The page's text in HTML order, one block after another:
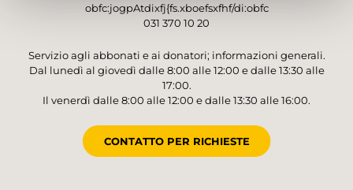
obfc:jogpAtdixfj{fs.xboefsxfhf/di:obfc
031 370 10 20
Servizio agli abbonati e ai donatori; informazioni generali.
Dal lunedì al giovedì dalle 8:00 alle 12:00 e dalle 13:30 alle
17:00.
Il venerdì dalle 8:00 alle 12:00 e dalle 13:30 alle 16:00.
CONTATTO PER RICHIESTE